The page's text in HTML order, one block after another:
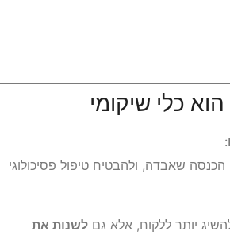
כלי שיקומי
:
שאבדה, ולהבטיח טיפול פסיכולוגי
יותר ללקוח, אלא גם לשנות את